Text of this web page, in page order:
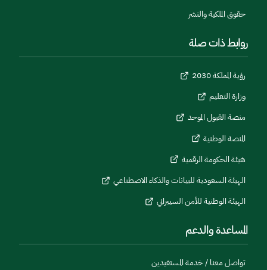
حقوق الملكية والنشر
روابط ذات صلة
رؤية المملكة 2030
وزارة التعليم
منصة القبول الموحد
المنصة الوطنية
هيئة الحكومة الرقمية
الهيئة السعودية للبيانات والذكاء الاصطناعي
الهيئة الوطنية للأمن السيبراني
المساعدة والدعم
تواصل معنا / خدمة المستفيدين